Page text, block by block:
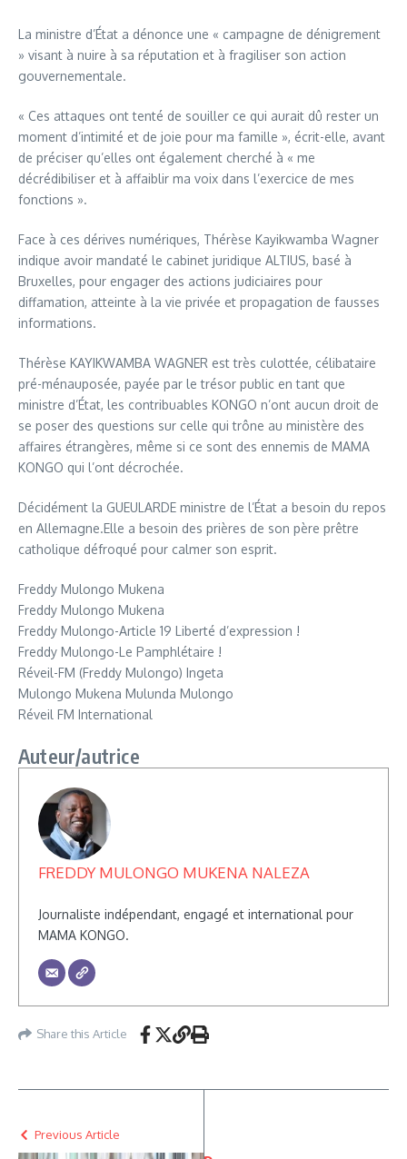
La ministre d’État a dénonce une « campagne de dénigrement
» visant à nuire à sa réputation et à fragiliser son action
gouvernementale.
« Ces attaques ont tenté de souiller ce qui aurait dû rester un
moment d’intimité et de joie pour ma famille », écrit-elle, avant
de préciser qu’elles ont également cherché à « me
décrédibiliser et à affaiblir ma voix dans l’exercice de mes
fonctions ».
Face à ces dérives numériques, Thérèse Kayikwamba Wagner
indique avoir mandaté le cabinet juridique ALTIUS, basé à
Bruxelles, pour engager des actions judiciaires pour
diffamation, atteinte à la vie privée et propagation de fausses
informations.
Thérèse KAYIKWAMBA WAGNER est très culottée, célibataire
pré-ménauposée, payée par le trésor public en tant que
ministre d’État, les contribuables KONGO n’ont aucun droit de
se poser des questions sur celle qui trône au ministère des
affaires étrangères, même si ce sont des ennemis de MAMA
KONGO qui l’ont décrochée.
Décidément la GUEULARDE ministre de l’État a besoin du repos
en Allemagne.Elle a besoin des prières de son père prêtre
catholique défroqué pour calmer son esprit.
Freddy Mulongo Mukena
Freddy Mulongo Mukena
Freddy Mulongo-Article 19 Liberté d’expression !
Freddy Mulongo-Le Pamphlétaire !
Réveil-FM (Freddy Mulongo) Ingeta
Mulongo Mukena Mulunda Mulongo
Réveil FM International
Auteur/autrice
FREDDY MULONGO MUKENA NALEZA
Journaliste indépendant, engagé et international pour
MAMA KONGO.
Share this Article
Previous Article